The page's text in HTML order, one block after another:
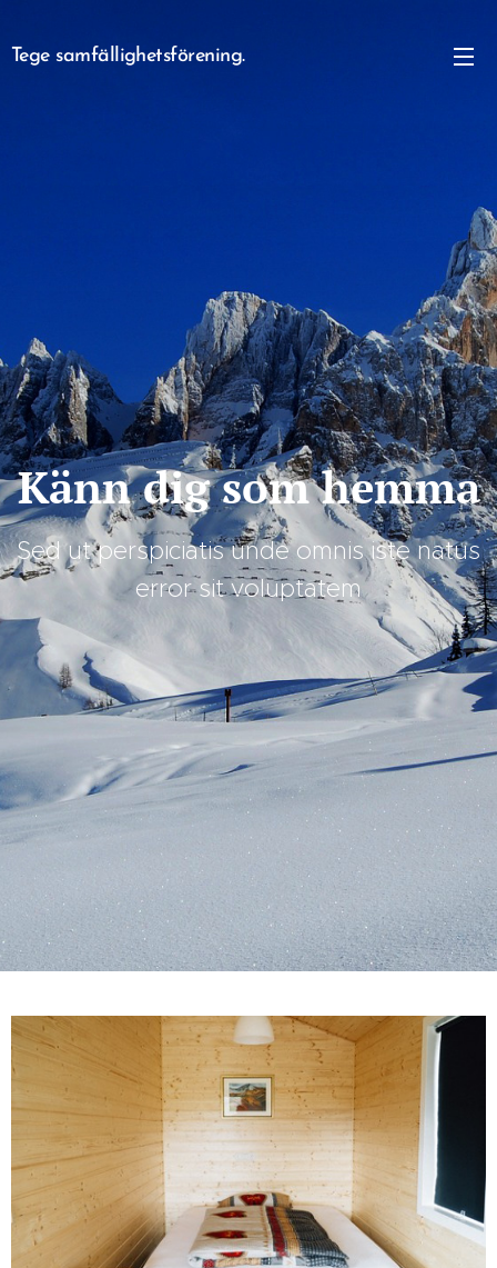
Tege samfällighetsförening.
Känn dig som hemma
Sed ut perspiciatis unde omnis iste natus
error sit voluptatem